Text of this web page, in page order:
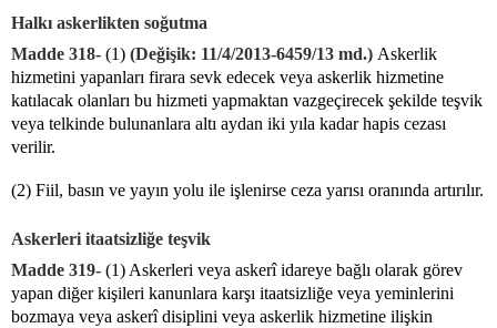
Halkı askerlikten soğutma
Madde 318- (1) (Değişik: 11/4/2013-6459/13 md.) Askerlik
hizmetini yapanları firara sevk edecek veya askerlik hizmetine
katılacak olanları bu hizmeti yapmaktan vazgeçirecek şekilde teşvik
veya telkinde bulunanlara altı aydan iki yıla kadar hapis cezası
verilir.
(2) Fiil, basın ve yayın yolu ile işlenirse ceza yarısı oranında artırılır.
Askerleri itaatsizliğe teşvik
Madde 319- (1) Askerleri veya askerî idareye bağlı olarak görev
yapan diğer kişileri kanunlara karşı itaatsizliğe veya yeminlerini
bozmaya veya askerî disiplini veya askerlik hizmetine ilişkin